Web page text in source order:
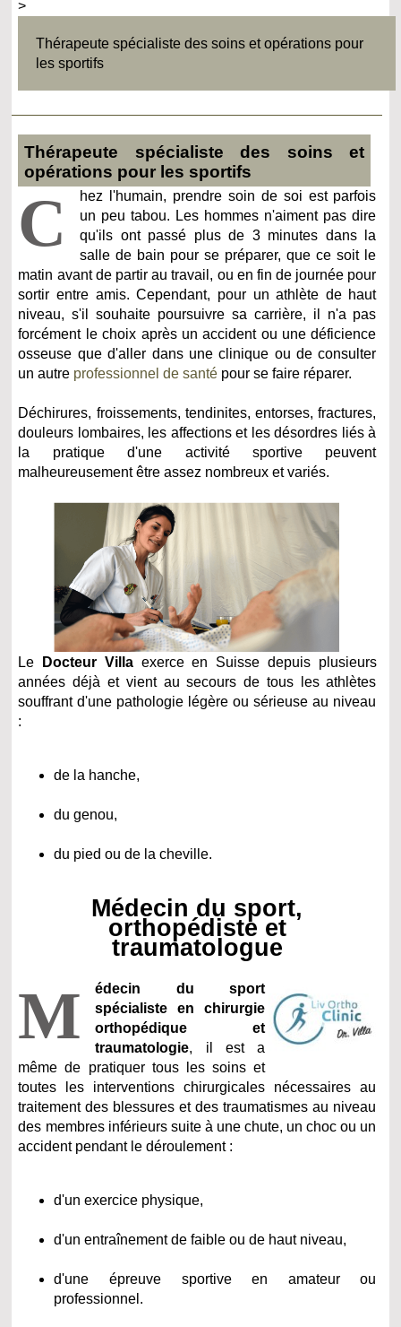
>
Thérapeute spécialiste des soins et opérations pour
les sportifs
Thérapeute spécialiste des soins et
opérations pour les sportifs
C
hez l'humain, prendre soin de soi est parfois
un peu tabou. Les hommes n'aiment pas dire
qu'ils ont passé plus de 3 minutes dans la
salle de bain pour se préparer, que ce soit le
matin avant de partir au travail, ou en fin de journée pour
sortir entre amis. Cependant, pour un athlète de haut
niveau, s'il souhaite poursuivre sa carrière, il n'a pas
forcément le choix après un accident ou une déficience
osseuse que d'aller dans une clinique ou de consulter
un autre professionnel de santé pour se faire réparer.
Déchirures, froissements, tendinites, entorses, fractures,
douleurs lombaires, les affections et les désordres liés à
la pratique d'une activité sportive peuvent
malheureusement être assez nombreux et variés.
Le Docteur Villaexerce en Suisse depuis plusieurs
années déjà et vient au secours de tous les athlètes
souffrant d'une pathologie légère ou sérieuse au niveau
:
de la hanche,
du genou,
du pied ou de la cheville.
Médecin du sport,
orthopédiste et
traumatologue
M
édecin du sport
spécialiste en chirurgie
orthopédique et
traumatologie, il est a
même de pratiquer tous les soins et
toutes les interventions chirurgicales nécessaires au
traitement des blessures et des traumatismes au niveau
des membres inférieurs suite à une chute, un choc ou un
accident pendant le déroulement :
d'un exercice physique,
d'un entraînement de faible ou de haut niveau,
d'une épreuve sportive en amateur ou
professionnel.